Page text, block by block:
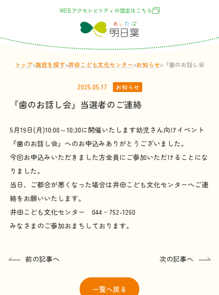
WEBアクセシビリティの設定はこちら
トップ>施設を探す>井田こども文化センター>お知 らせ> 『歯のお話し会』
2025.05.17 お知らせ
『歯のお話し会』当選者のご連絡
5月19日(月)10:00～10:30に開催いたします幼児さん向けイベント
『歯のお話し会』へのお申込みありがとうございました。
今回お申込みいただきました方全員にご参加いただけることにな
りました。
当日、ご都合が悪くなった場合は井田こども文化センターへご連
絡をお願いいたします。
井田こども文化センター 044‐752-1260
みなさまのご参加おまちしております。
前の記事へ 次の記事へ
一覧へ戻る